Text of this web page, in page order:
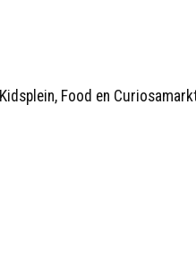
Kidsplein, Food en